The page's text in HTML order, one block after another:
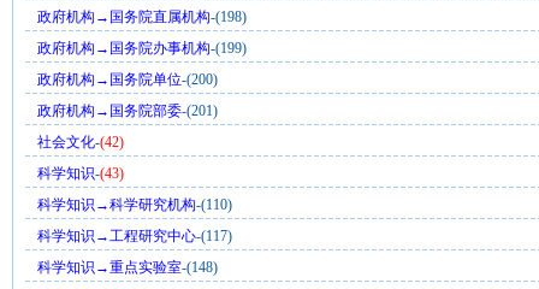
政府机构→国务院直属机构-(198)
政府机构→国务院办事机构-(199)
政府机构→国务院单位-(200)
政府机构→国务院部委-(201)
社会文化-(42)
科学知识-(43)
科学知识→科学研究机构-(110)
科学知识→工程研究中心-(117)
科学知识→重点实验室-(148)